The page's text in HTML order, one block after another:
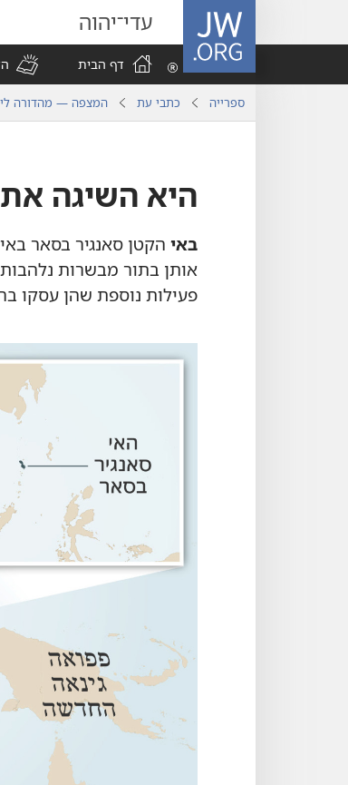
JW.ORG עדי־יהוה
דף הבית
ספרייה כתבי עת המצפה — מהדורה
היא השיגה
באי הקטן סאנגיר בסאר
אותן בתור מבשרות
פעילות נוספת שהן עסקו